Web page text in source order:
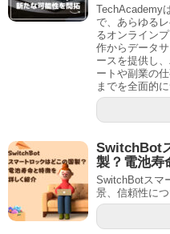
TechAcademy
で、あらゆる
るオンライン
作からデータ
ースを提供し
ートや副業の
までを全面的
SwitchBot
製？電池寿
SwitchBotスマ
景、信頼性に